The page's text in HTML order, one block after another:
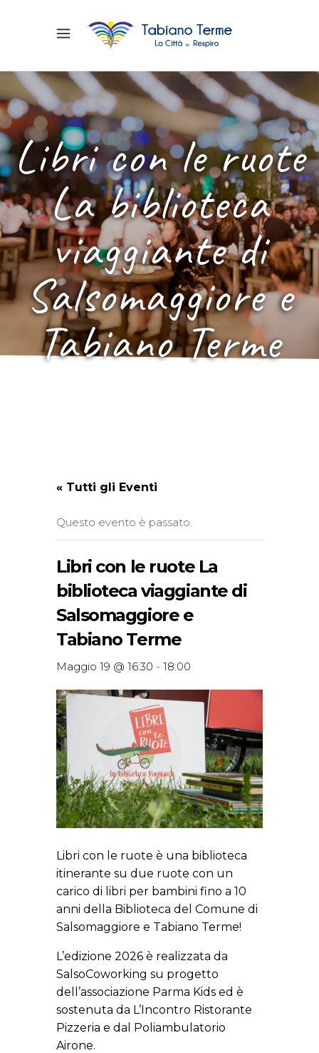
Libri con le ruote
La biblioteca
viaggiante di
Salsomaggiore e
Tabiano Terme
« Tutti gli Eventi
Questo evento è passato.
Libri con le ruote La
biblioteca viaggiante di
Salsomaggiore e
Tabiano Terme
Maggio 19 @ 16:30 - 18:00
Libri con le ruote è una biblioteca
itinerante su due ruote con un
carico di libri per bambini fino a 10
anni della Biblioteca del Comune di
Salsomaggiore e Tabiano Terme!
L’edizione 2026 è realizzata da
SalsoCoworking su progetto
dell’associazione Parma Kids ed è
sostenuta da L’Incontro Ristorante
Pizzeria e dal Poliambulatorio
Airone.